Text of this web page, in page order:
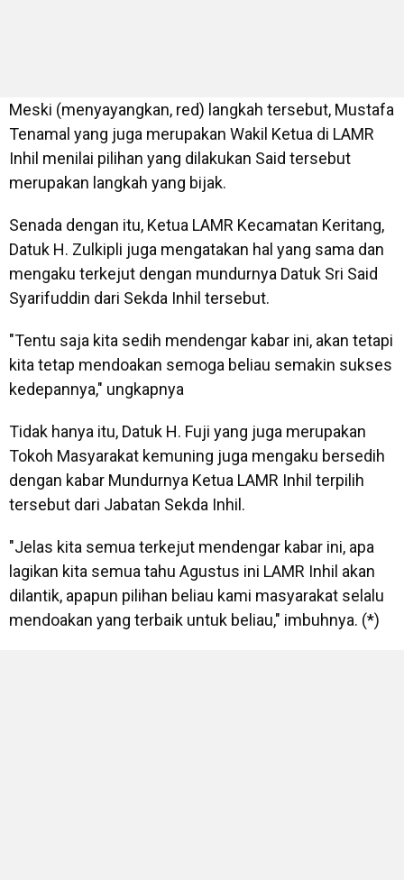
Meski (menyayangkan, red) langkah tersebut, Mustafa
Tenamal yang juga merupakan Wakil Ketua di LAMR
Inhil menilai pilihan yang dilakukan Said tersebut
merupakan langkah yang bijak.
Senada dengan itu, Ketua LAMR Kecamatan Keritang,
Datuk H. Zulkipli juga mengatakan hal yang sama dan
mengaku terkejut dengan mundurnya Datuk Sri Said
Syarifuddin dari Sekda Inhil tersebut.
"Tentu saja kita sedih mendengar kabar ini, akan tetapi
kita tetap mendoakan semoga beliau semakin sukses
kedepannya," ungkapnya
Tidak hanya itu, Datuk H. Fuji yang juga merupakan
Tokoh Masyarakat kemuning juga mengaku bersedih
dengan kabar Mundurnya Ketua LAMR Inhil terpilih
tersebut dari Jabatan Sekda Inhil.
"Jelas kita semua terkejut mendengar kabar ini, apa
lagikan kita semua tahu Agustus ini LAMR Inhil akan
dilantik, apapun pilihan beliau kami masyarakat selalu
mendoakan yang terbaik untuk beliau," imbuhnya. (*)